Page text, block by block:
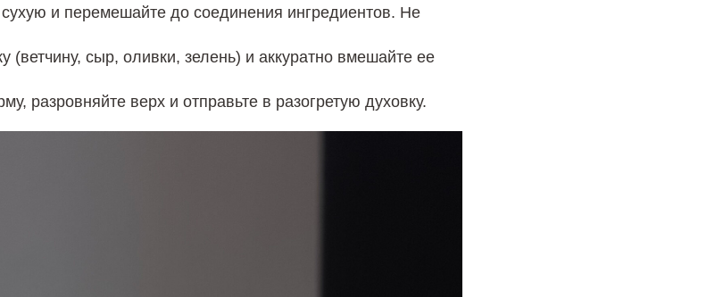
и перемешайте до соединения ингредиентов. Не
(ветчину, сыр, оливки, зелень) и аккуратно вмешайте ее
разровняйте верх и отправьте в разогретую духовку.